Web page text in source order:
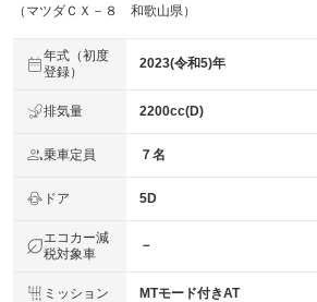
（マツダＣＸ－８ 和歌山県）
年式（初度
登録）
2023(令和5)年
排気量 2200cc(D)
乗車定員 ７名
ドア 5D
エコカー減
税対象車
－
ミッション MTモード付きAT